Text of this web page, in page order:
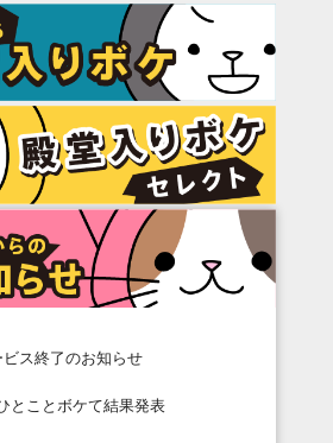
ス終了のお知らせ
とことボケて結果発表